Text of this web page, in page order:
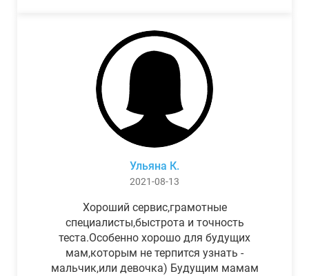
Ульяна К.
2021-08-13
Хороший сервис,грамотные
специалисты,быстрота и точность
теста.Особенно хорошо для будущих
мам,которым не терпится узнать -
мальчик,или девочка) Будущим мамам